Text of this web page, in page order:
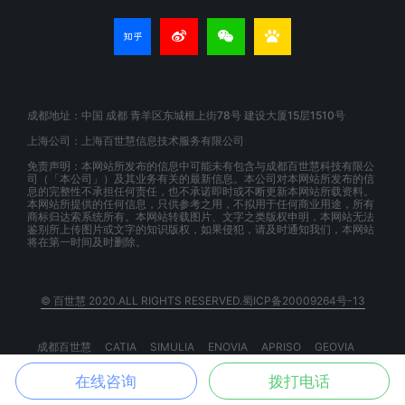
成都地址：中国 成都 青羊区东城根上街78号 建设大厦15层1510号
上海公司：上海百世慧信息技术服务有限公司
免责声明：本网站所发布的信息中可能未有包含与成都百世慧科技有限公
司（「本公司」）及其业务有关的最新信息。本公司对本网站所发布的信
息的完整性不承担任何责任，也不承诺即时或不断更新本网站所载资料。
本网站所提供的任何信息，只供参考之用，不拟用于任何商业用途，所有
商标归达索系统所有。本网站转载图片、文字之类版权申明，本网站无法
鉴别所上传图片或文字的知识版权，如果侵犯，请及时通知我们，本网站
将在第一时间及时删除。
© 百世慧 2020.ALL RIGHTS RESERVED.蜀ICP备20009264号-13
成都百世慧 CATIA SIMULIA ENOVIA APRISO
GEOVIA
3DSPACEX
在线咨询 拨打电话